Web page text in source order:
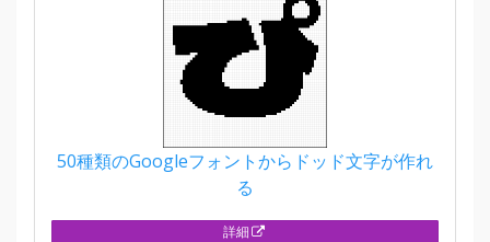
50種類のGoogleフォントからドッド文字が作れ
る
詳細